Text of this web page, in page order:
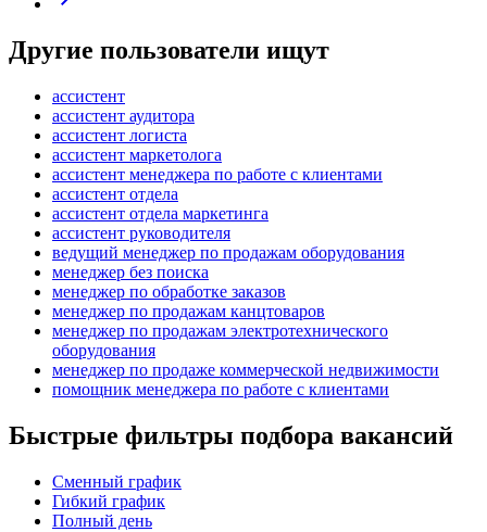
Другие пользователи ищут
ассистент
ассистент аудитора
ассистент логиста
ассистент маркетолога
ассистент менеджера по работе с клиентами
ассистент отдела
ассистент отдела маркетинга
ассистент руководителя
ведущий менеджер по продажам оборудования
менеджер без поиска
менеджер по обработке заказов
менеджер по продажам канцтоваров
менеджер по продажам электротехнического
оборудования
менеджер по продаже коммерческой недвижимости
помощник менеджера по работе с клиентами
Быстрые фильтры подбора вакансий
Сменный график
Гибкий график
Полный день